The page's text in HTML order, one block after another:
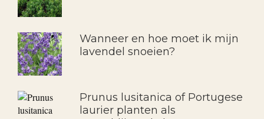
Wanneer en hoe moet ik mijn
lavendel snoeien?
Prunus lusitanica of Portugese
laurier planten als